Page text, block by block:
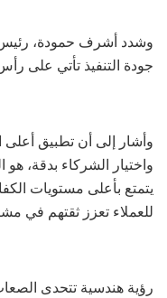
جودة التنفيذ تأتي على
وأشار إلى أن تطبيق أعلى
واختيار الشركاء بدقة،
يتمتع بأعلى مستويات
للعملاء تعزز ثقتهم في
رؤية هندسية تتحدى